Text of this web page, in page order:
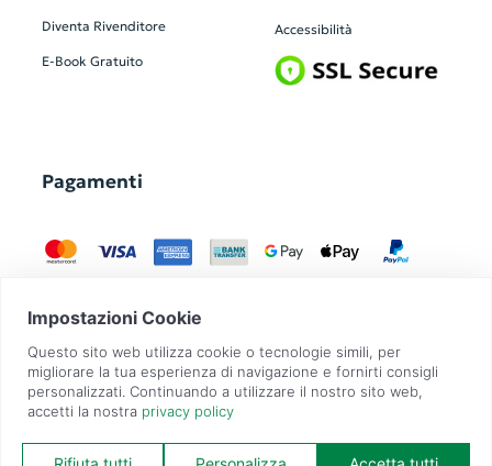
Diventa Rivenditore
E-Book Gratuito
Accessibilità
Pagamenti
GadgetZilla è un Brand di Overbi S.r.l.| realizzato conContit | © 2026 Tutti
i diritti riservati | P.IVA: 09351560967